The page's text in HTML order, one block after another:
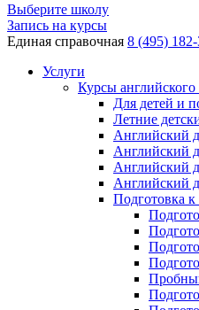
Выберите школу
Запись на курсы
Единая справочная 8 (495)
Услуги
Курсы английского
Для детей и
Летние
Английский
Английский
Английский
Английский
Подготовка